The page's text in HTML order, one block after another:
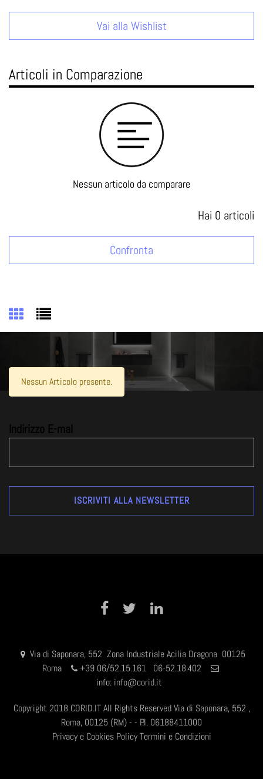
Vai alla Wishlist
Articoli in Comparazione
Nessun articolo da comparare
Hai 0 articoli
Confronta
Nessun Articolo presente.
Indirizzo E-mal
Facebook Twitter
Via di Saponara, 552 Zona Industriale Acilia Dragona 00125
Roma
+39 06/52.15.161 06-52.18.402
info: info@corid.it
Copyright 2018 CORID.IT All Rights Reserved Via di Saponara, 552 ,
Roma, 00125 (RM) - - P.I. 06188411000
Privacy e Cookies Policy Termini e Condizioni